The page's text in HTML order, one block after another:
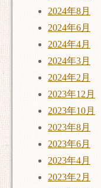
2024年8月
2024年6月
2024年4月
2024年3月
2024年2月
2023年12月
2023年10月
2023年8月
2023年6月
2023年4月
2023年2月